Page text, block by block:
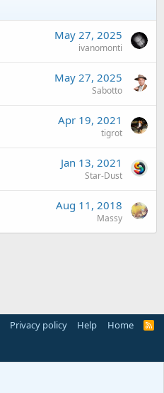
May 27, 2025
ivanomonti
May 27, 2025
Sabotto
Apr 19, 2021
tigrot
Jan 13, 2021
Star-Dust
Aug 11, 2018
Massy
Privacy policy Help Home
R